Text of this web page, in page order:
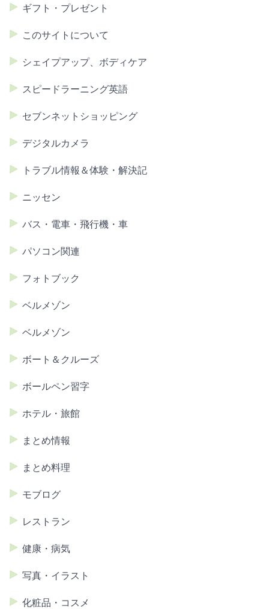
ギフト・プレゼント
このサイトについて
シェイプアップ、ボディケア
スピードラーニング英語
セブンネットショッピング
デジタルカメラ
トラブル情報＆体験・解決記
ニッセン
バス・電車・飛行機・車
パソコン関連
フォトブック
ベルメゾン
ベルメゾン
ボート＆クルーズ
ボールペン習字
ホテル・旅館
まとめ情報
まとめ料理
モブログ
レストラン
健康・病気
写真・イラスト
化粧品・コスメ